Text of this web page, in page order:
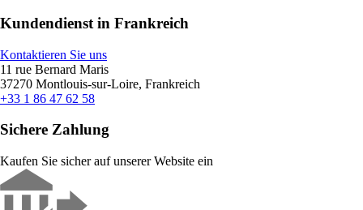
Kundendienst in Frankreich
Kontaktieren Sie uns
11 rue Bernard Maris
37270 Montlouis-sur-Loire, Frankreich
+33 1 86 47 62 58
Sichere Zahlung
Kaufen Sie sicher auf unserer Website ein